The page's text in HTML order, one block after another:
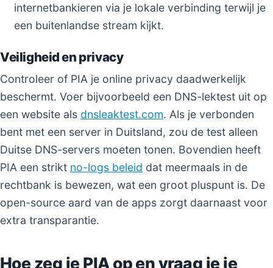
internetbankieren via je lokale verbinding terwijl je
een buitenlandse stream kijkt.
Veiligheid en privacy
Controleer of PIA je online privacy daadwerkelijk
beschermt. Voer bijvoorbeeld een DNS-lektest uit op
een website als dnsleaktest.com. Als je verbonden
bent met een server in Duitsland, zou de test alleen
Duitse DNS-servers moeten tonen. Bovendien heeft
PIA een strikt no-logs beleid dat meermaals in de
rechtbank is bewezen, wat een groot pluspunt is. De
open-source aard van de apps zorgt daarnaast voor
extra transparantie.
Hoe zeg je PIA op en vraag je je